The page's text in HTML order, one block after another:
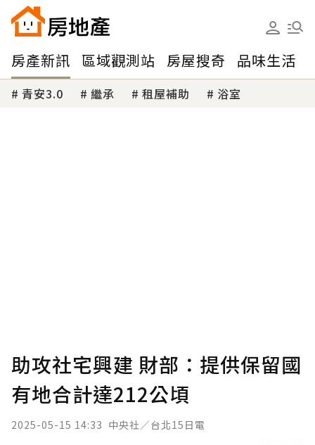
房產新訊 區域觀測站 房屋搜奇 品味生活
青安3.0 繼承 租屋補助 浴室
助攻社宅興建 財部：提供保留國
有地合計達212公頃
2025-05-15 14:33 中央社／台北15日電